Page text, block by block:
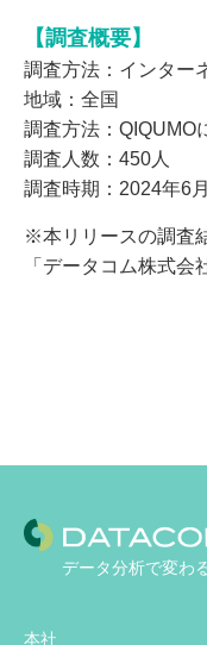
【調査概要】
調査方法：インター
地域：全国
調査方法：QIQUMO
調査人数：450人
調査時期：2024年6月
※本リリースの調査
「データコム株式会
データ分析で変わ
本社